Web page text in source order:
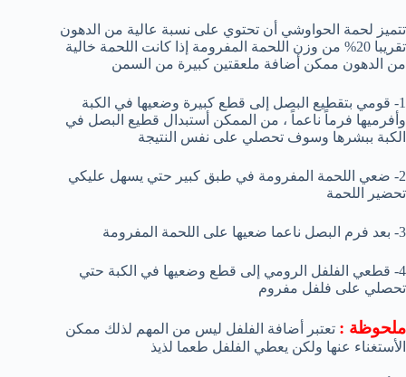
تتميز لحمة الحواوشي أن تحتوي على نسبة عالية من الدهون
تقريبا 20% من وزن اللحمة المفرومة إذا كانت اللحمة خالية
من الدهون ممكن أضافة ملعقتين كبيرة من السمن
1- قومي بتقطيع البصل إلى قطع كبيرة وضعيها في الكبة
وأفرميها فرماً ناعماً ، من الممكن أستبدال قطيع البصل في
الكبة ببشرها وسوف تحصلي على نفس النتيجة
2- ضعي اللحمة المفرومة في طبق كبير حتي يسهل عليكي
تحضير اللحمة
3- بعد فرم البصل ناعما ضعيها على اللحمة المفرومة
4- قطعي الفلفل الرومي إلى قطع وضعيها في الكبة حتي
تحصلي على فلفل مفروم
ملحوظة : تعتبر أضافة الفلفل ليس من المهم لذلك ممكن
الأستغناء عنها ولكن يعطي الفلفل طعما لذيذ